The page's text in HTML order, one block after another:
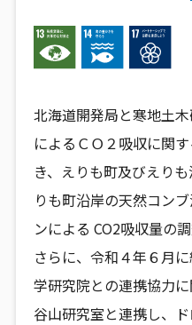
北海道開発局と寒地土
によるＣＯ２吸収に関
き、えりも町及びえり
りも町沿岸の天然コン
ンによる CO2吸収量の
さらに、令和４年６月
学研究院との連携協力
谷山研究室と連携し、